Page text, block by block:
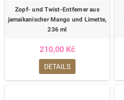
Zopf- und Twist-Entferner aus
jamaikanischer Mango und Limette,
236 ml
210,00 Kč
DETAILS